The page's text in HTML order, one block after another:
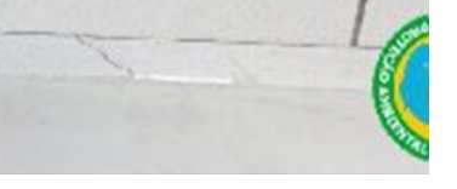
Governador da Bahia é alvo de
ataque político por metáfora
mal interpretada